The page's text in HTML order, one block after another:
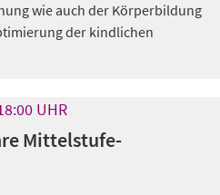
wie auch der Körperbildung
der kindlichen
UHR
Mittelstufe-